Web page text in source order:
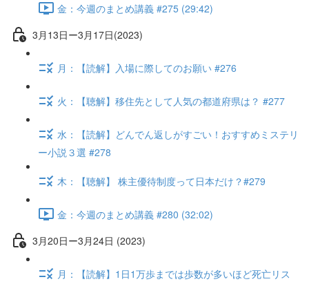
金：今週のまとめ講義 #275 (29:42)
3月13日ー3月17日(2023)
月：【読解】入場に際してのお願い #276
火：【聴解】移住先として人気の都道府県は？ #277
水：【読解】どんでん返しがすごい！おすすめミステリ
ー小説３選 #278
木：【聴解】 株主優待制度って日本だけ？#279
金：今週のまとめ講義 #280 (32:02)
3月20日ー3月24日 (2023)
月：【読解】1日1万歩までは歩数が多いほど死亡リス